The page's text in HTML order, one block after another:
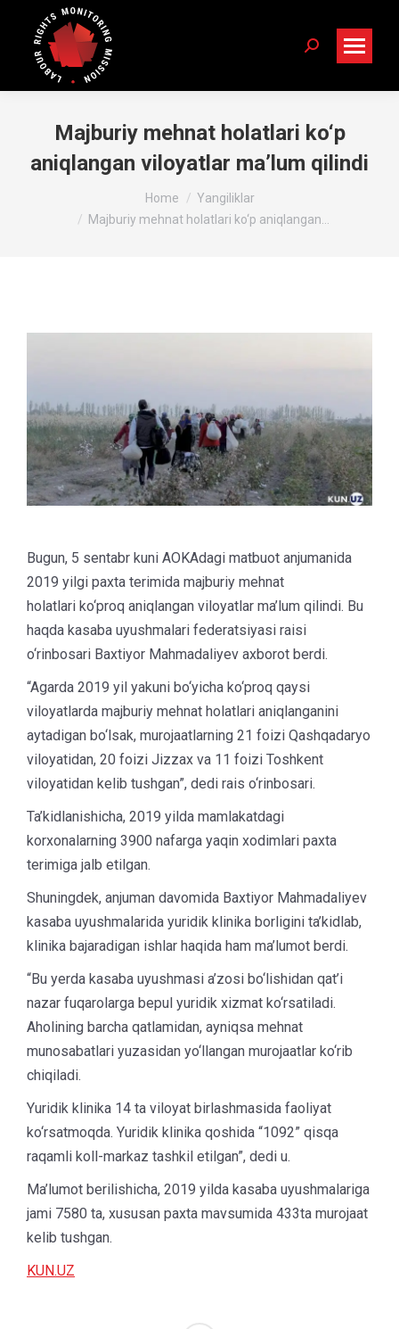
Search:
Majburiy mehnat holatlari ko‘p
aniqlangan viloyatlar ma’lum qilindi
Home
Yangiliklar
Majburiy mehnat holatlari ko‘p aniqlangan…
Bugun, 5 sentabr kuni AOKAdagi matbuot anjumanida
2019 yilgi paxta terimida majburiy mehnat
holatlari ko‘proq aniqlangan viloyatlar ma’lum qilindi. Bu
haqda kasaba uyushmalari federatsiyasi raisi
o‘rinbosari Baxtiyor Mahmadaliyev axborot berdi.
“Agarda 2019 yil yakuni bo‘yicha ko‘proq qaysi
viloyatlarda majburiy mehnat holatlari aniqlanganini
aytadigan bo‘lsak, murojaatlarning 21 foizi Qashqadaryo
viloyatidan, 20 foizi Jizzax va 11 foizi Toshkent
viloyatidan kelib tushgan”, dedi rais o‘rinbosari.
Ta’kidlanishicha, 2019 yilda mamlakatdagi
korxonalarning 3900 nafarga yaqin xodimlari paxta
terimiga jalb etilgan.
Shuningdek, anjuman davomida Baxtiyor Mahmadaliyev
kasaba uyushmalarida yuridik klinika borligini ta’kidlab,
klinika bajaradigan ishlar haqida ham ma’lumot berdi.
“Bu yerda kasaba uyushmasi a’zosi bo‘lishidan qat’i
nazar fuqarolarga bepul yuridik xizmat ko‘rsatiladi.
Aholining barcha qatlamidan, ayniqsa mehnat
munosabatlari yuzasidan yo‘llangan murojaatlar ko‘rib
chiqiladi.
Yuridik klinika 14 ta viloyat birlashmasida faoliyat
ko‘rsatmoqda. Yuridik klinika qoshida “1092” qisqa
raqamli koll-markaz tashkil etilgan”, dedi u.
Ma’lumot berilishicha, 2019 yilda kasaba uyushmalariga
jami 7580 ta, xususan paxta mavsumida 433ta murojaat
kelib tushgan.
KUN.UZ